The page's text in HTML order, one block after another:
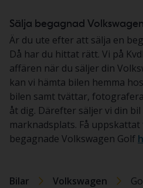
Sälja begagnad
Är du ute efter att sälja en
Då har du hittat rätt. Vi på
affären när du säljer din
kan vi hämta bilen hemma
bilen samt tvättar,
åt dig. Därefter säljer vi din
marknadsplats. Få
begagnade Volkswagen Golf
Bilar Volkswagen